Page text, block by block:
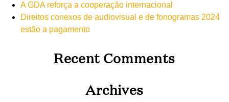
A GDA reforça a cooperação internacional
Direitos conexos de audiovisual e de fonogramas 2024
estão a pagamento
Recent Comments
Archives